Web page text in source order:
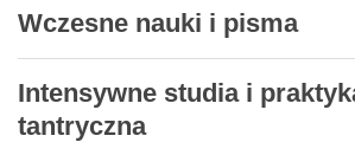
Wczesne nauki i pisma
Intensywne studia i
tantryczna